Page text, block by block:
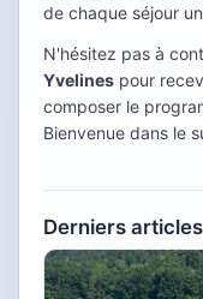
de chaque séjour
N'hésitez pas à
Yvelines pour
composer le
Bienvenue dans le
Derniers articles